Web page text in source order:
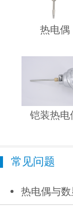
热电偶
铠装热电
常见问题
热电偶与